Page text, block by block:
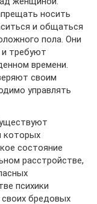
носить
и общаться
пола. Они
требуют
времени.
своим
управлять
которых
состояние
расстройстве,
психики
бредовых